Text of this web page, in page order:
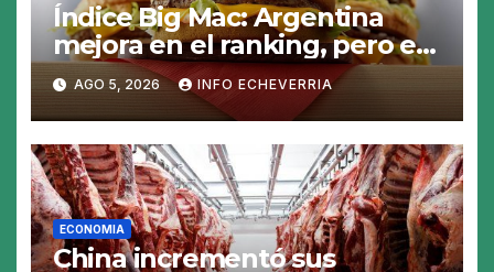
Índice Big Mac: Argentina
mejora en el ranking, pero el
peso sigue sobrevaluado un
19%
AGO 5, 2026 INFO ECHEVERRIA
ECONOMIA
China incrementó sus